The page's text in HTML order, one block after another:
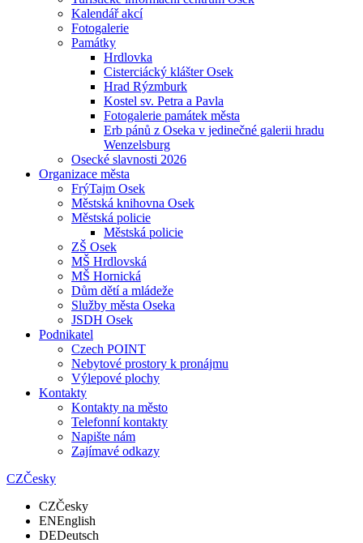
Kalendář akcí
Fotogalerie
Památky
Hrdlovka
Cisterciácký klášter Osek
Hrad Rýzmburk
Kostel sv. Petra a Pavla
Fotogalerie památek města
Erb pánů z Oseka v jedinečné galerii hradu
Wenzelsburg
Osecké slavnosti 2026
Organizace města
FrýTajm Osek
Městská knihovna Osek
Městská policie
Městská policie
ZŠ Osek
MŠ Hrdlovská
MŠ Hornická
Dům dětí a mládeže
Služby města Oseka
JSDH Osek
Podnikatel
Czech POINT
Nebytové prostory k pronájmu
Výlepové plochy
Kontakty
Kontakty na město
Telefonní kontakty
Napište nám
Zajímavé odkazy
CZČesky
CZČesky
ENEnglish
DEDeutsch